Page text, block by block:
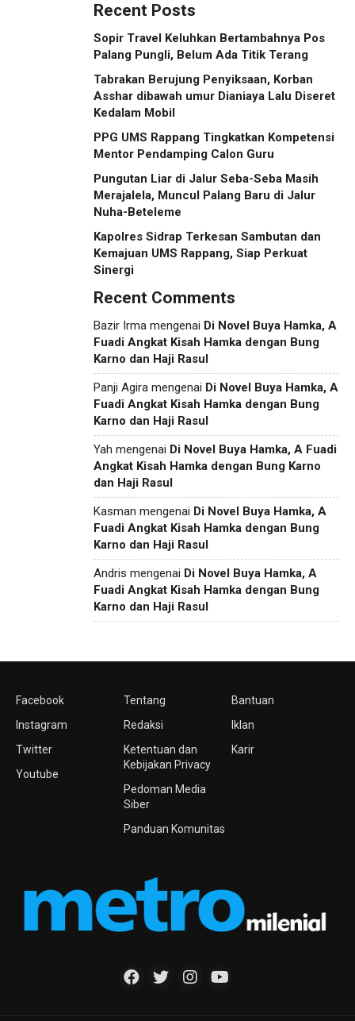
Recent Posts
Sopir Travel Keluhkan Bertambahnya Pos
Palang Pungli, Belum Ada Titik Terang
Tabrakan Berujung Penyiksaan, Korban
Asshar dibawah umur Dianiaya Lalu Diseret
Kedalam Mobil
PPG UMS Rappang Tingkatkan Kompetensi
Mentor Pendamping Calon Guru
Pungutan Liar di Jalur Seba-Seba Masih
Merajalela, Muncul Palang Baru di Jalur
Nuha-Beteleme
Kapolres Sidrap Terkesan Sambutan dan
Kemajuan UMS Rappang, Siap Perkuat
Sinergi
Recent Comments
Bazir Irma mengenai Di Novel Buya Hamka, A
Fuadi Angkat Kisah Hamka dengan Bung
Karno dan Haji Rasul
Panji Agira mengenai Di Novel Buya Hamka, A
Fuadi Angkat Kisah Hamka dengan Bung
Karno dan Haji Rasul
Yah mengenai Di Novel Buya Hamka, A Fuadi
Angkat Kisah Hamka dengan Bung Karno
dan Haji Rasul
Kasman mengenai Di Novel Buya Hamka, A
Fuadi Angkat Kisah Hamka dengan Bung
Karno dan Haji Rasul
Andris mengenai Di Novel Buya Hamka, A
Fuadi Angkat Kisah Hamka dengan Bung
Karno dan Haji Rasul
Facebook
Instagram
Twitter
Youtube
Tentang
Redaksi
Ketentuan dan
Kebijakan Privacy
Pedoman Media
Siber
Panduan Komunitas
Bantuan
Iklan
Karir